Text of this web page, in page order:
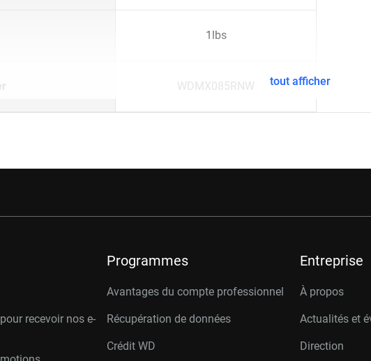
1lbs
WDMX085RNW tout afficher
recevoir nos e-
Programmes
Avantages du compte professionnel
Récupération de données
Crédit WD
Entreprise
À propos
Actualités et
Direction